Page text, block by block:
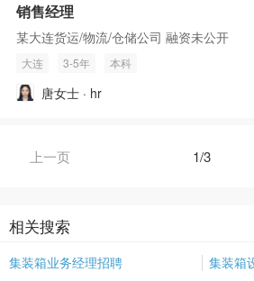
销售经理
某大连货运/物流/仓储公司 融资未公开
大连 3-5年 本科
唐女士 · hr
上一页 1/3
相关搜索
集装箱业务经理招聘
集装箱